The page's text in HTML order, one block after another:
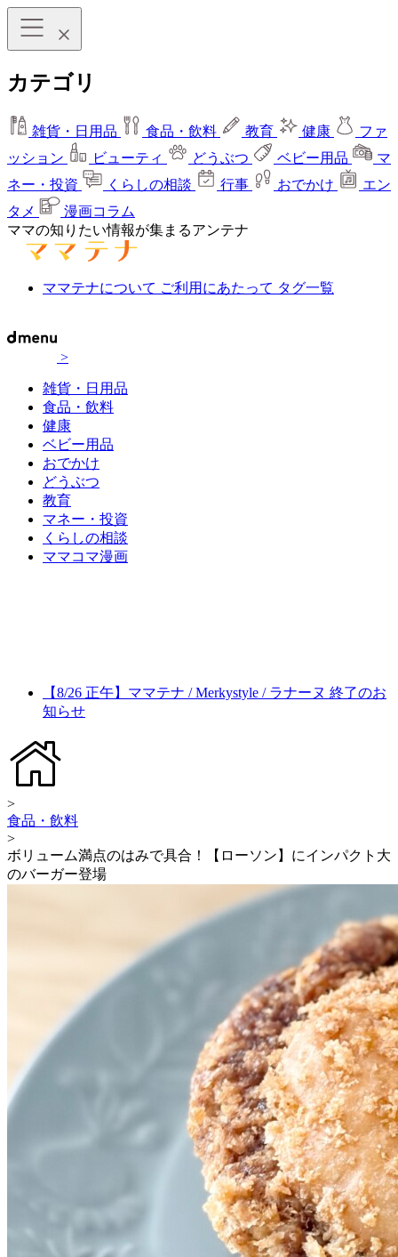
カテゴリ
雑貨・日用品 食品・飲料 教育 健康
ファ
ッション
ビューティ どうぶつ ベビー用品
マ
ネー・投資
くらしの相談 行事 おでかけ
エン
タメ
漫画コラム
ママの知りたい情報が集まるアンテナ
ママテナについて ご利用にあたって タグ一覧
>
雑貨・日用品
食品・飲料
健康
ベビー用品
おでかけ
どうぶつ
教育
マネー・投資
くらしの相談
ママコマ漫画
【8/26 正午】ママテナ / Merkystyle / ラナーヌ 終了のお
知らせ
>
食品・飲料
>
ボリューム満点のはみで具合！【ローソン】にインパクト大
のバーガー登場